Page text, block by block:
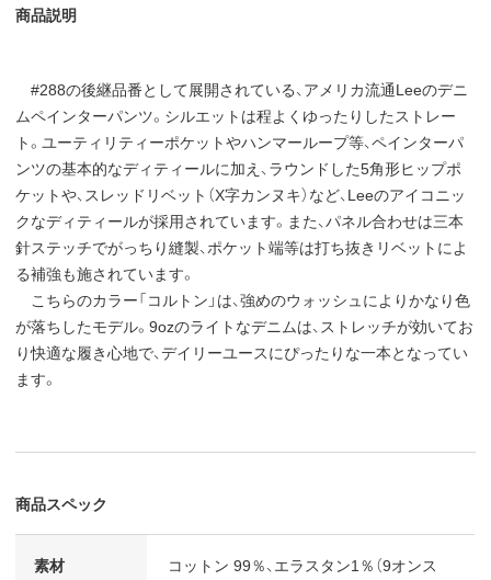
商品説明
#288の後継品番として展開されている、アメリカ流通Leeのデニ
ムペインターパンツ。シルエットは程よくゆったりしたストレー
ト。ユーティリティーポケットやハンマーループ等、ペインターパ
ンツの基本的なディティールに加え、ラウンドした5角形ヒップポ
ケットや、スレッドリベット（X字カンヌキ）など、Leeのアイコニッ
クなディティールが採用されています。また、パネル合わせは三本
針ステッチでがっちり縫製、ポケット端等は打ち抜きリベットによ
る補強も施されています。
こちらのカラー「コルトン」は、強めのウォッシュによりかなり色
が落ちしたモデル。9ozのライトなデニムは、ストレッチが効いてお
り快適な履き心地で、デイリーユースにぴったりな一本となってい
ます。
商品スペック
素材
コットン 99％、エラスタン1％（9オンス